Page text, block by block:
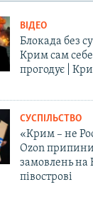
ВІДЕО
Блокада без
Крим сам себе
прогодує |
СУСПІЛЬСТВО
«Крим – не
Ozon
замовлень
півострові